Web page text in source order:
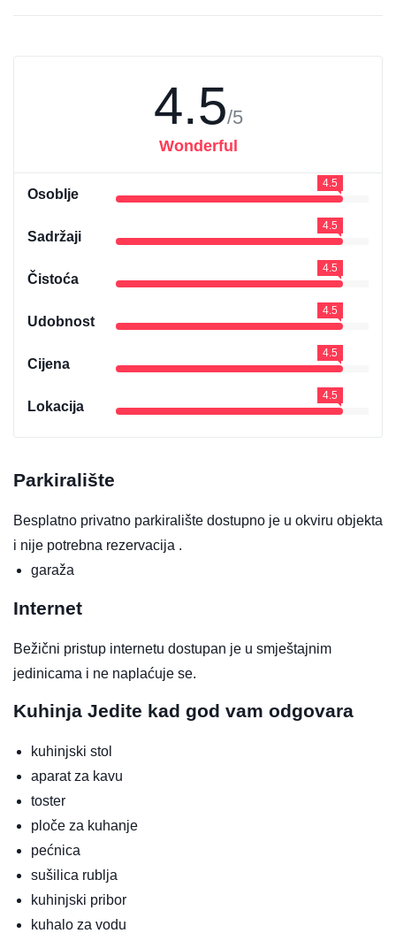
4.5/5
Wonderful
Osoblje
4.5
Sadržaji
4.5
Čistoća
4.5
Udobnost
4.5
Cijena
4.5
Lokacija
4.5
Parkiralište
Besplatno privatno parkiralište dostupno je u okviru objekta
i nije potrebna rezervacija .
garaža
Internet
Bežični pristup internetu dostupan je u smještajnim
jedinicama i ne naplaćuje se.
Kuhinja Jedite kad god vam odgovara
kuhinjski stol
aparat za kavu
toster
ploče za kuhanje
pećnica
sušilica rublja
kuhinjski pribor
kuhalo za vodu